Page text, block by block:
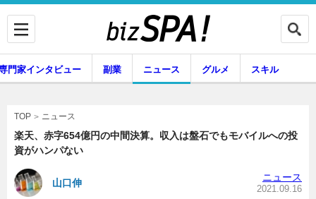
専門家インタビュー
門家インタビュー 副業 ニュース グルメ スキル
TOP ニュース
楽天、赤字654億円の中間決算。収入は盤石でもモバイルへの投
資がハンパない
山口伸 ニュース
2021.09.16